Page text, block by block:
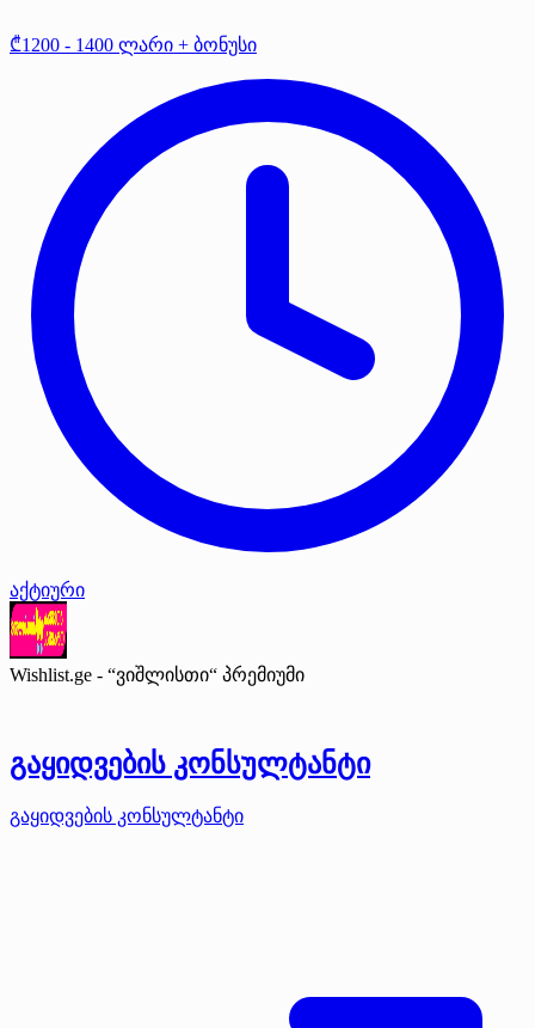
₾1200 - 1400 ლარი + ბონუსი
აქტიური
Wishlist.ge - “ვიშლისთი“ პრემიუმი
გაყიდვების კონსულტანტი
გაყიდვების კონსულტანტი